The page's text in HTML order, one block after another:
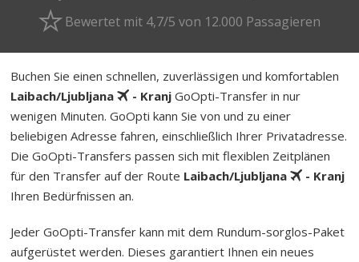
Bewertet mit 4,7/5 von 12.000 Passagieren
Buchen Sie einen schnellen, zuverlässigen und komfortablen
Laibach/Ljubljana
- Kranj GoOpti-Transfer in nur
wenigen Minuten. GoOpti kann Sie von und zu einer
beliebigen Adresse fahren, einschließlich Ihrer Privatadresse.
Die GoOpti-Transfers passen sich mit flexiblen Zeitplänen
für den Transfer auf der Route Laibach/Ljubljana
- Kranj
Ihren Bedürfnissen an.
Jeder GoOpti-Transfer kann mit dem Rund­um-sorg­los-Pa­ket
aufgerüstet werden. Dieses garantiert Ihnen ein neues